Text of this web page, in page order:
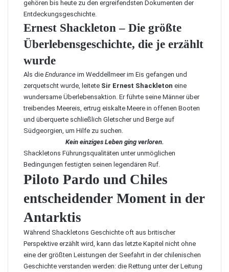
gehören bis heute zu den ergreifendsten Dokumenten der
Entdeckungsgeschichte.
Ernest Shackleton – Die größte
Überlebensgeschichte, die je erzählt
wurde
Als die Endurance im Weddellmeer im Eis gefangen und
zerquetscht wurde, leitete Sir Ernest Shackleton eine
wundersame Überlebensaktion. Er führte seine Männer über
treibendes Meereis, ertrug eiskalte Meere in offenen Booten
und überquerte schließlich Gletscher und Berge auf
Südgeorgien, um Hilfe zu suchen.
Kein einziges Leben ging verloren.
Shackletons Führungsqualitäten unter unmöglichen
Bedingungen festigten seinen legendären Ruf.
Piloto Pardo und Chiles
entscheidender Moment in der
Antarktis
Während Shackletons Geschichte oft aus britischer
Perspektive erzählt wird, kann das letzte Kapitel nicht ohne
eine der größten Leistungen der Seefahrt in der chilenischen
Geschichte verstanden werden: die Rettung unter der Leitung